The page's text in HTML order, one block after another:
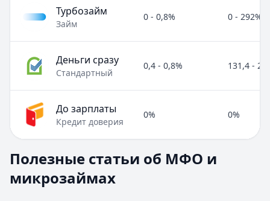
Турбозайм
Займ
0 - 0,8% 0 - 292%
Деньги сразу
Стандартный
0,4 - 0,8% 131,4 -
До зарплаты
Кредит доверия
0% 0%
Раздел:МФО и микрозаймы. Всего статей: 8.
Займ под расписку
Нужны деньги срочно? Рассмотрите займ под
Полезные статьи об МФО и
микрозаймах